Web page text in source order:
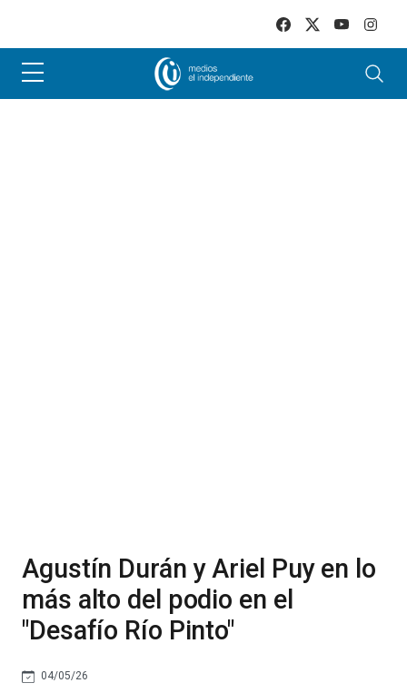
Agustín Durán y Ariel Puy en lo
más alto del podio en el
"Desafío Río Pinto"
04/05/26